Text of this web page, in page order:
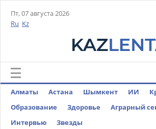
Пт, 07 августа 2026
Ru Kz
Алматы Астана Шымкент ИИ
Образование
Здоровье Аграрный
Интервью
Звезды